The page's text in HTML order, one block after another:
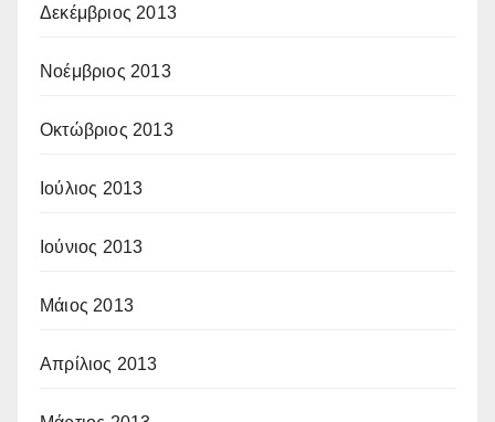
Δεκέμβριος 2013
Νοέμβριος 2013
Οκτώβριος 2013
Ιούλιος 2013
Ιούνιος 2013
Μάιος 2013
Απρίλιος 2013